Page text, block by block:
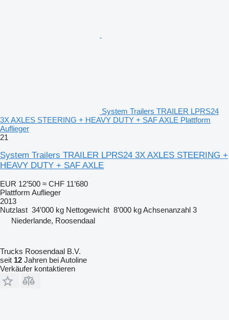
System Trailers TRAILER LPRS24
3X AXLES STEERING + HEAVY DUTY + SAF AXLE Plattform
Auflieger
21
System Trailers TRAILER LPRS24 3X AXLES STEERING +
HEAVY DUTY + SAF AXLE
EUR 12’500 ≈ CHF 11’680
Plattform Auflieger
2013
Nutzlast 34’000 kg Nettogewicht 8’000 kgAchsenanzahl 3
Niederlande, Roosendaal
Trucks Roosendaal B.V.
seit 12 Jahren bei Autoline
Verkäufer kontaktieren